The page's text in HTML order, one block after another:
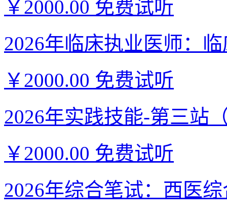
￥2000.00 免费试听
2026年临床执业医师：
￥2000.00 免费试听
2026年实践技能-第三站
￥2000.00 免费试听
2026年综合笔试：西医